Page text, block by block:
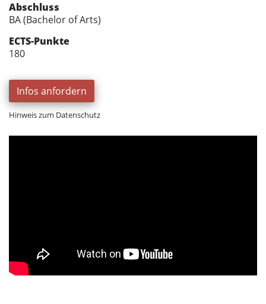
Abschluss
BA (Bachelor of Arts)
ECTS-Punkte
180
Infos anfordern
Hinweis zum Datenschutz